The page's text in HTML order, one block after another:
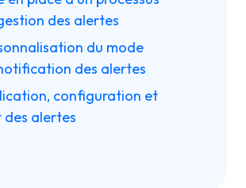
des alertes
du mode
des alertes
configuration et
des alertes